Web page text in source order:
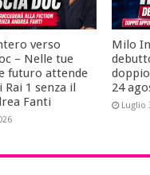
verso
– Nelle tue
futuro attende
1 senza il
Fanti
Milo
24
Luglio